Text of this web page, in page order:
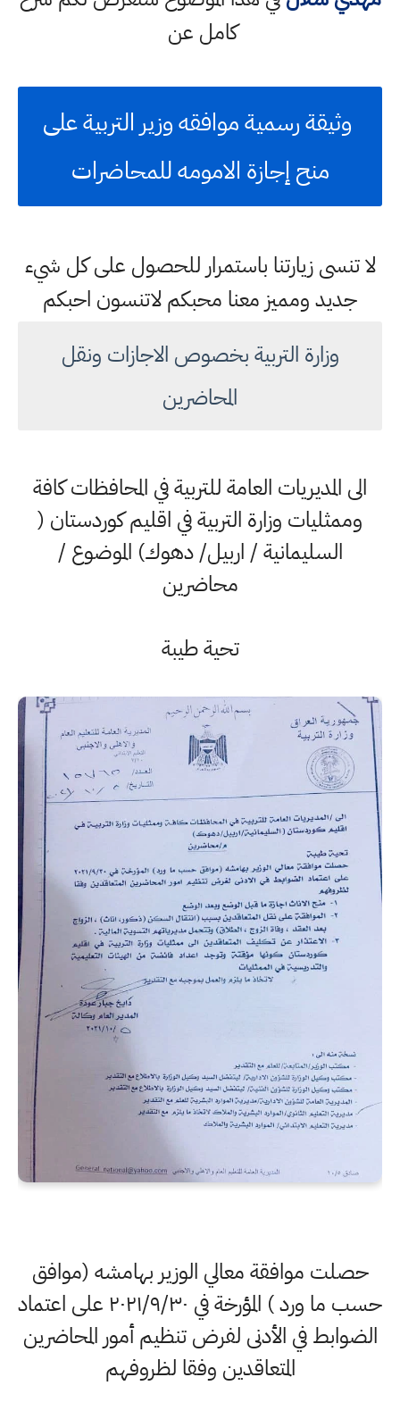
كامل عن
وثيقة رسمية موافقه وزير التربية على
منح إجازة الامومه للمحاضرات
لا تنسى زيارتنا باستمرار للحصول على كل شيء
جديد ومميز معنا محبكم لاتنسون احبكم
وزارة التربية بخصوص الاجازات ونقل
المحاضرين
الى المديريات العامة للتربية في المحافظات كافة
وممثليات وزارة التربية في اقليم كوردستان (
السليمانية / اربيل/ دهوك) الموضوع /
محاضرين
تحية طيبة
حصلت موافقة معالي الوزير بهامشه (موافق
حسب ما ورد ) المؤرخة في ۲۰۲۱/۹/۳۰ على اعتماد
الضوابط في الأدنى لفرض تنظيم أمور المحاضرين
المتعاقدين وفقا لظروفهم